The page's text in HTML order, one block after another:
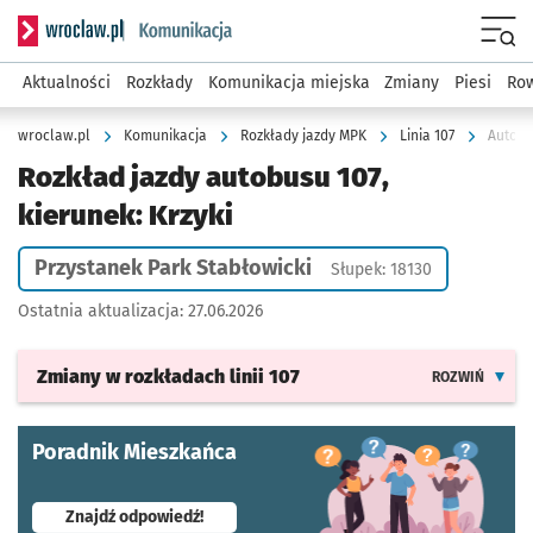
Serwis informacyjny wroclaw.pl podserwis: Komunikacja
Aktualności Rozkłady Komunikacja miejska Zmiany Piesi
wroclaw.pl Komunikacja Rozkłady jazdy MPK Linia 107
Rozkład jazdy autobusu 107,
kierunek: Krzyki
Przystanek Park Stabłowicki Słupek: 18130
Ostatnia aktualizacja: 27.06.2026
Zmiany w rozkładach linii 107 ROZWIŃ
Poradnik Mieszkańca
Znajdź odpowiedź!- otworzy się w nowej karcie